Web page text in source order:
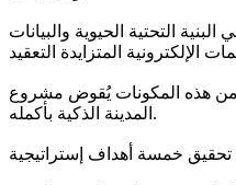
التحتية الحيوية والبيانات
من هذه المكونات يُقوض مشروع
المدينة الذكية بأكمله.